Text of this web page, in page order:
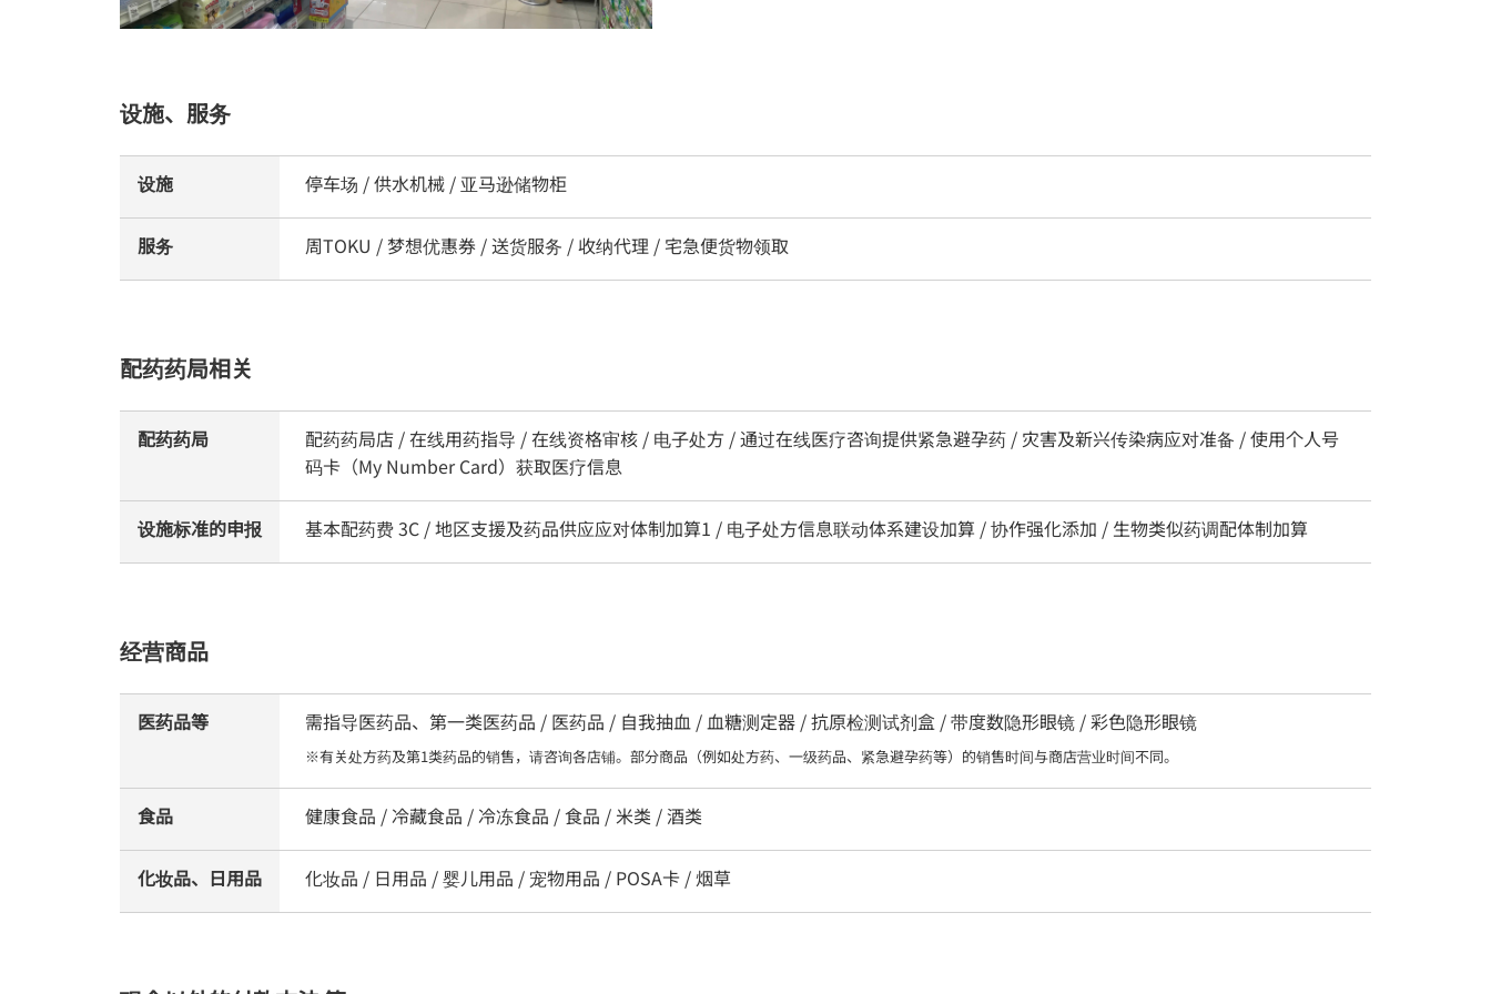
设施、服务
设施 停车场 / 供水机械 / 亚马逊储物柜
服务 周TOKU / 梦想优惠券 / 送货服务 / 收纳代理 / 宅急便货物领取
配药药局相关
配药药局
配药药局店 / 在线用药指导 / 在线资格审核 / 电子处方 / 通过在线医疗咨询提供紧急避孕药 / 灾害及新兴传染病应对准备 / 使用个人号
码卡（My Number Card）获取医疗信息
设施标准的申报 基本配药费 3C / 地区支援及药品供应应对体制加算1 / 电子处方信息联动体系建设加算 / 协作强化添加 / 生物类似药调配体制加算
经营商品
医药品等 需指导医药品、第一类医药品 / 医药品 / 自我抽血 / 血糖测定器 / 抗原检测试剂盒 / 带度数隐形眼镜 / 彩色隐形眼镜
※有关处方药及第1类药品的销售，请咨询各店铺。部分商品（例如处方药、一级药品、紧急避孕药等）的销售时间与商店营业时间不同。
食品 健康食品 / 冷藏食品 / 冷冻食品 / 食品 / 米类 / 酒类
化妆品、日用品 化妆品 / 日用品 / 婴儿用品 / 宠物用品 / POSA卡 / 烟草